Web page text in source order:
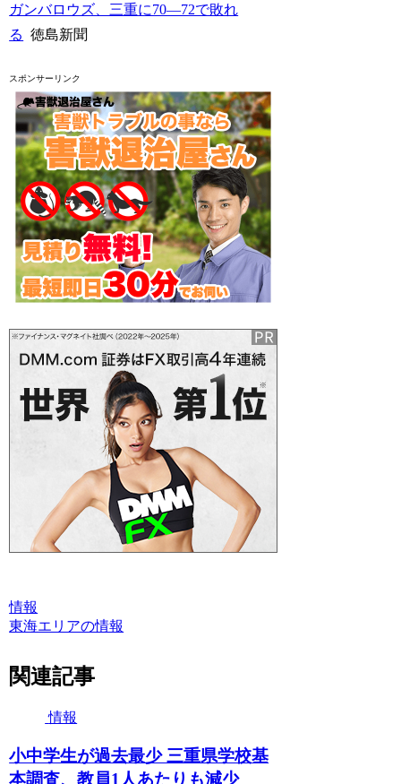
ガンバロウズ、三重に70―72で敗れ
る 徳島新聞
スポンサーリンク
情報
東海エリアの情報
関連記事
情報
小中学生が過去最少 三重県学校基
本調査、教員1人あたりも減少